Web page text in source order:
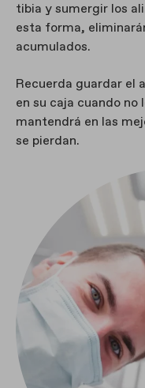
tibia y sumergir los
esta forma,
acumulados.
Recuerda guardar el
en su caja cuando no
mantendrá en las
se pierdan.